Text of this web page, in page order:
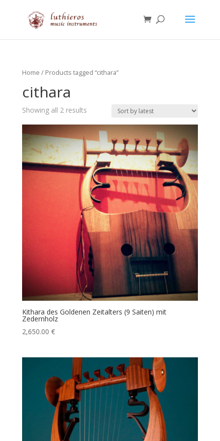
Home / Products tagged “cithara”
cithara
Showing all 2 results
Kithara des Goldenen Zeitalters (9 Saiten) mit
Zedernholz
2,650.00 €